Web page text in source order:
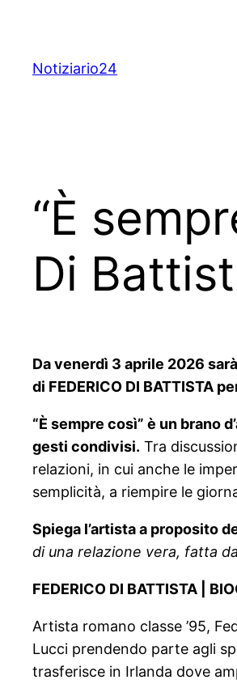
content
Notiziario24
“È
Di
Da venerdì 3 aprile 2026
di FEDERICO DI BATTISTA
“È sempre così” è un brano
gesti condivisi. Tra
relazioni, in cui anche le
semplicità, a riempire le
Spiega l’artista a proposito
di una relazione vera, fatta
FEDERICO DI BATTISTA |
Artista romano classe ’95,
Lucci prendendo parte agli
trasferisce in Irlanda dove